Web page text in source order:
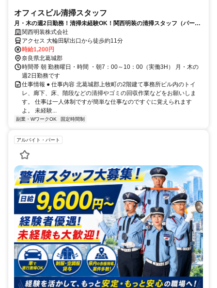
オフィスビル清掃スタッフ
月・木の週2日勤務！清掃未経験OK！関西明装の清掃スタッフ（パー
ト）求人
関西明装株式会社
アクセス 大輪田駅出口から徒歩約11分
時給1,200円
奈良県北葛城郡
時間帯 朝 勤務曜日・時間 ・朝7：00～10：00（実働3H） 月・木の
週2日勤務です
仕事情報 ● 仕事内容 北葛城郡上牧町の2階建て事務所ビル内のトイ
レ、廊下、床、階段などの清掃やゴミの回収作業などをお願いしま
す。 仕事は一人体制ですが簡単な仕事なのですぐに覚えられます
よ。 未経験...
副業・WワークOK 固定時間制
アルバイト・パート